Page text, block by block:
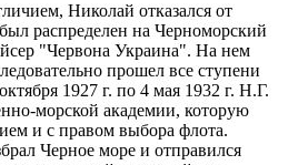
Николай отказался от
распределен на Черноморский
"Червона Украина". На нем
прошел все ступени
1927 г. по 4 мая 1932 г. Н.Г.
морской академии, которую
и с правом выбора флота.
Черное море и отправился